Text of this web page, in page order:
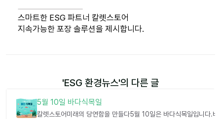
스마트한 ESG 파트너 칼렛스토어
지속가능한 포장 솔루션을 제시합니다.
'ESG 환경뉴스'의 다른 글
5월 10일 바다식목일